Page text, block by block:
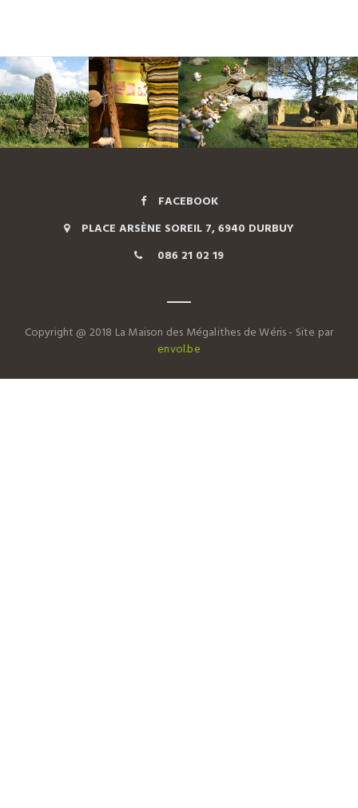
FACEBOOK
PLACE ARSÈNE SOREIL 7, 6940 DURBUY
086 21 02 19
Copyright @ 2018 La Maison des Mégalithes de Wéris - Site par
envol.be